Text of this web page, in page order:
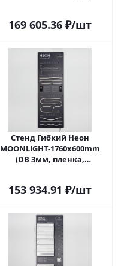
169 605.36₽/шт
Стенд Гибкий Неон
MOONLIGHT-1760x600mm
(DB 3мм, пленка,
153 934.91 ₽/шт